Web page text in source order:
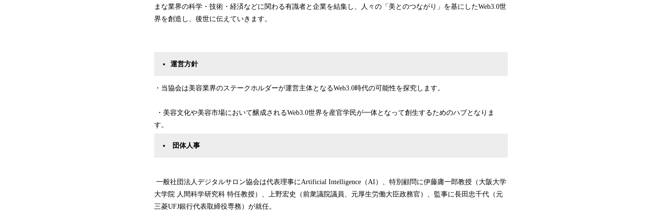
まな業界の科学・技術・経済などに関わる有識者と企業を結集し、人々の「美とのつながり」を基にしたWeb3.0世
界を創造し、後世に伝えていきます。
運営方針
・当協会は美容業界のステークホルダーが運営主体となるWeb3.0時代の可能性を探究します。
・美容文化や美容市場において醸成されるWeb3.0世界を産官学民が一体となって創生するためのハブとなりま
す。
団体人事
一般社団法人デジタルサロン協会は代表理事にArtificial Intelligence（AI）、特別顧問に伊藤庸一郎教授（大阪大学
大学院 人間科学研究科 特任教授）、上野宏史（前衆議院議員、元厚生労働大臣政務官）、監事に長田忠千代（元
三菱UFJ銀行代表取締役専務）が就任。